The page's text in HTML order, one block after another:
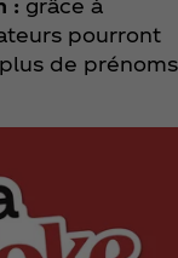
: grâce à
pourront
de prénoms